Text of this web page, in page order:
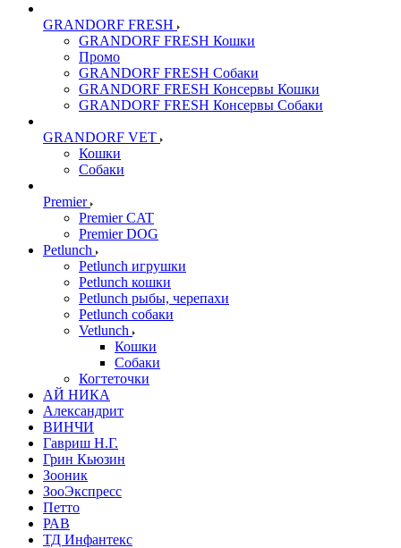
GRANDORF FRESH
GRANDORF FRESH Кошки
Промо
GRANDORF FRESH Собаки
GRANDORF FRESH Консервы Кошки
GRANDORF FRESH Консервы Собаки
GRANDORF VET
Кошки
Собаки
Premier
Premier CAT
Premier DOG
Petlunch
Petlunch игрушки
Petlunch кошки
Petlunch рыбы, черепахи
Petlunch собаки
Vetlunch
Кошки
Собаки
Когтеточки
АЙ НИКА
Александрит
ВИНЧИ
Гавриш Н.Г.
Грин Кьюзин
Зооник
ЗооЭкспресс
Петто
РАВ
ТД Инфантекс